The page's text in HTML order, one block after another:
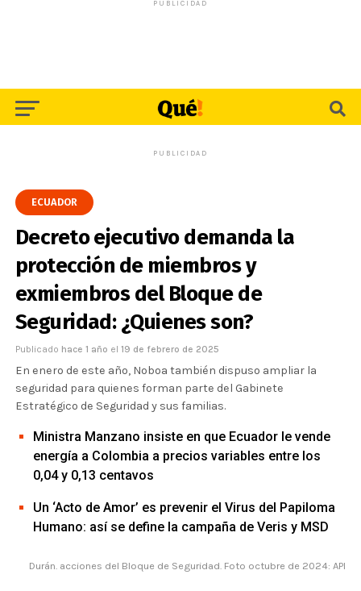
PUBLICIDAD
PUBLICIDAD
ECUADOR
Decreto ejecutivo demanda la
protección de miembros y
exmiembros del Bloque de
Seguridad: ¿Quienes son?
Publicado hace 1 año el 19 de febrero de 2025
En enero de este año, Noboa también dispuso ampliar la
seguridad para quienes forman parte del Gabinete
Estratégico de Seguridad y sus familias.
Ministra Manzano insiste en que Ecuador le vende
energía a Colombia a precios variables entre los
0,04 y 0,13 centavos
Un ‘Acto de Amor’ es prevenir el Virus del Papiloma
Humano: así se define la campaña de Veris y MSD
Durán. acciones del Bloque de Seguridad. Foto octubre de 2024: API